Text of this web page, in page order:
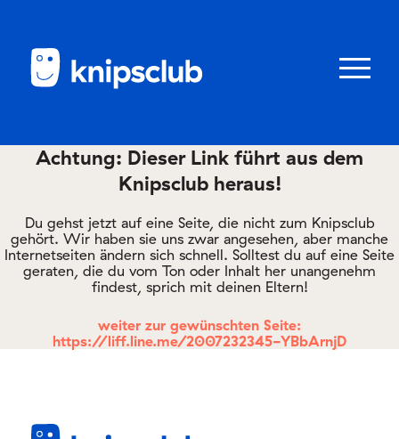
Menü
knipstipps
Eltern
Mitglied werden
Achtung: Dieser Link führt aus dem
Knipsclub heraus!
Du gehst jetzt auf eine Seite, die nicht zum Knipsclub
gehört. Wir haben sie uns zwar angesehen, aber manche
Internetseiten ändern sich schnell. Solltest du auf eine Seite
geraten, die du vom Ton oder Inhalt her unangenehm
findest, sprich mit deinen Eltern!
weiter zur gewünschten Seite:
https://liff.line.me/2007232345-YBbArnjD